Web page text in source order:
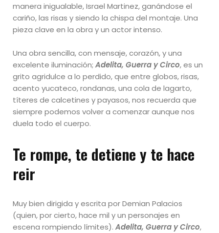
manera inigualable, Israel Martinez, ganándose el
cariño, las risas y siendo la chispa del montaje. Una
pieza clave en la obra y un actor intenso.
Una obra sencilla, con mensaje, corazón, y una
excelente iluminación;Adelita, Guerra y Circo, es un
grito agridulce a lo perdido, que entre globos, risas,
acento yucateco, rondanas, una cola de lagarto,
títeres de calcetines y payasos, nos recuerda que
siempre podemos volver a comenzar aunque nos
duela todo el cuerpo.
Te rompe, te detiene y te hace
reir
Muy bien dirigida y escrita por Demian Palacios
(quien, por cierto, hace mil y un personajes en
escena rompiendo límites).Adelita, Guerra y Circo,